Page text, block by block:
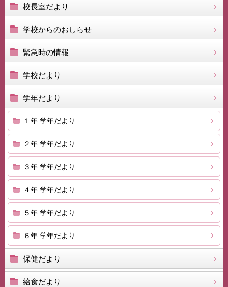
校長室だより
学校からのおしらせ
緊急時の情報
学校だより
学年だより
１年 学年だより
２年 学年だより
３年 学年だより
４年 学年だより
５年 学年だより
６年 学年だより
保健だより
給食だより